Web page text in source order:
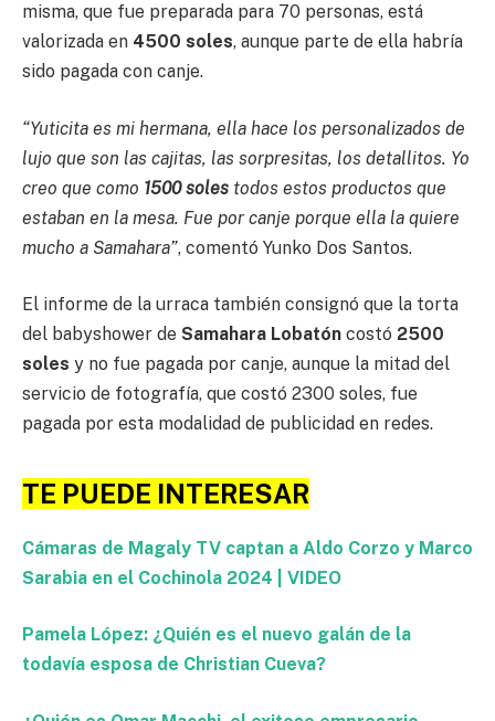
misma, que fue preparada para 70 personas, está
valorizada en 4500 soles, aunque parte de ella habría
sido pagada con canje.
“Yuticita es mi hermana, ella hace los personalizados de
lujo que son las cajitas, las sorpresitas, los detallitos. Yo
creo que como 1500 soles todos estos productos que
estaban en la mesa. Fue por canje porque ella la quiere
mucho a Samahara”, comentó Yunko Dos Santos.
El informe de la urraca también consignó que la torta
del babyshower de Samahara Lobatón costó 2500
soles y no fue pagada por canje, aunque la mitad del
servicio de fotografía, que costó 2300 soles, fue
pagada por esta modalidad de publicidad en redes.
TE PUEDE INTERESAR
Cámaras de Magaly TV captan a Aldo Corzo y Marco
Sarabia en el Cochinola 2024 | VIDEO
Pamela López: ¿Quién es el nuevo galán de la
todavía esposa de Christian Cueva?